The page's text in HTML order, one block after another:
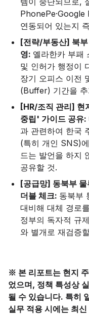
PhonePe·Google
연동되어 있는지
[전략/부동산] 북
영: 옐라한카 부패
및 인허가 행정이
장기 오피스 이전
(Buffer) 기간을 추
[HR/조직 관리] 현
중립' 가이드 공유:
과 관련하여 한국
(특히 개인 SNS)
드는 발언을 하지
공유할 것.
[공급망] 동북부
더블 체크: 동북부
대비해 대체 경로
정부의 독자적 규
와 별개로 재검증
※ 본 리포트는 현지
었으며, 정책 특성상
될 수 있습니다. 특히
실무 적용 시에는 최